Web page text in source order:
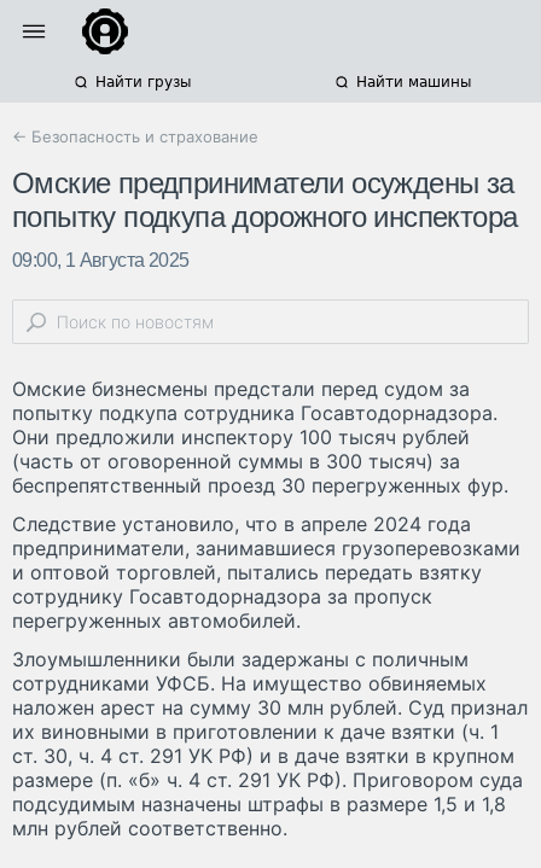
Найти грузы Найти машины
← Безопасность и страхование
Омские предприниматели осуждены за
попытку подкупа дорожного инспектора
09:00, 1 Августа 2025
Омские бизнесмены предстали перед судом за
попытку подкупа сотрудника Госавтодорнадзора.
Они предложили инспектору 100 тысяч рублей
(часть от оговоренной суммы в 300 тысяч) за
беспрепятственный проезд 30 перегруженных фур.
Следствие установило, что в апреле 2024 года
предприниматели, занимавшиеся грузоперевозками
и оптовой торговлей, пытались передать взятку
сотруднику Госавтодорнадзора за пропуск
перегруженных автомобилей.
Злоумышленники были задержаны с поличным
сотрудниками УФСБ. На имущество обвиняемых
наложен арест на сумму 30 млн рублей. Суд признал
их виновными в приготовлении к даче взятки (ч. 1
ст. 30, ч. 4 ст. 291 УК РФ) и в даче взятки в крупном
размере (п. «б» ч. 4 ст. 291 УК РФ). Приговором суда
подсудимым назначены штрафы в размере 1,5 и 1,8
млн рублей соответственно.